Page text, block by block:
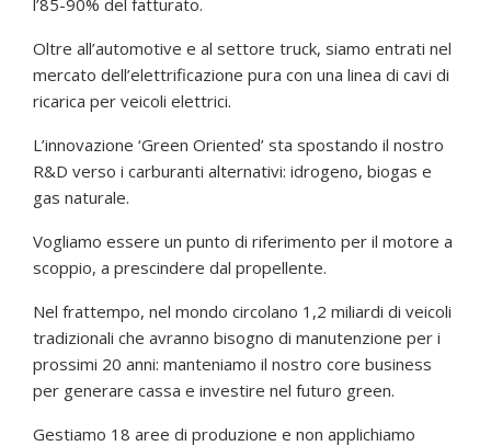
Oltre all’automotive e al settore truck, siamo entrati nel
mercato dell’elettrificazione pura con una linea di cavi di
ricarica per veicoli elettrici.
L’innovazione ‘Green Oriented’ sta spostando il nostro
R&D verso i carburanti alternativi: idrogeno, biogas e
gas naturale.
Vogliamo essere un punto di riferimento per il motore a
scoppio, a prescindere dal propellente.
Nel frattempo, nel mondo circolano 1,2 miliardi di veicoli
tradizionali che avranno bisogno di manutenzione per i
prossimi 20 anni: manteniamo il nostro core business
per generare cassa e investire nel futuro green.
Gestiamo 18 aree di produzione e non applichiamo